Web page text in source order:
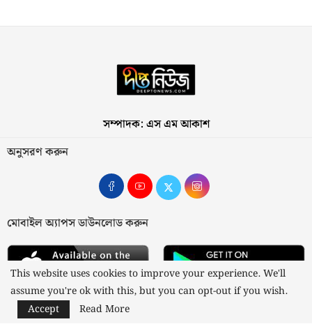
সম্পাদক: এস এম আকাশ
অনুসরণ করুন
মোবাইল অ্যাপস ডাউনলোড করুন
This website uses cookies to improve your experience. We'll
assume you're ok with this, but you can opt-out if you wish.
Accept
Read More